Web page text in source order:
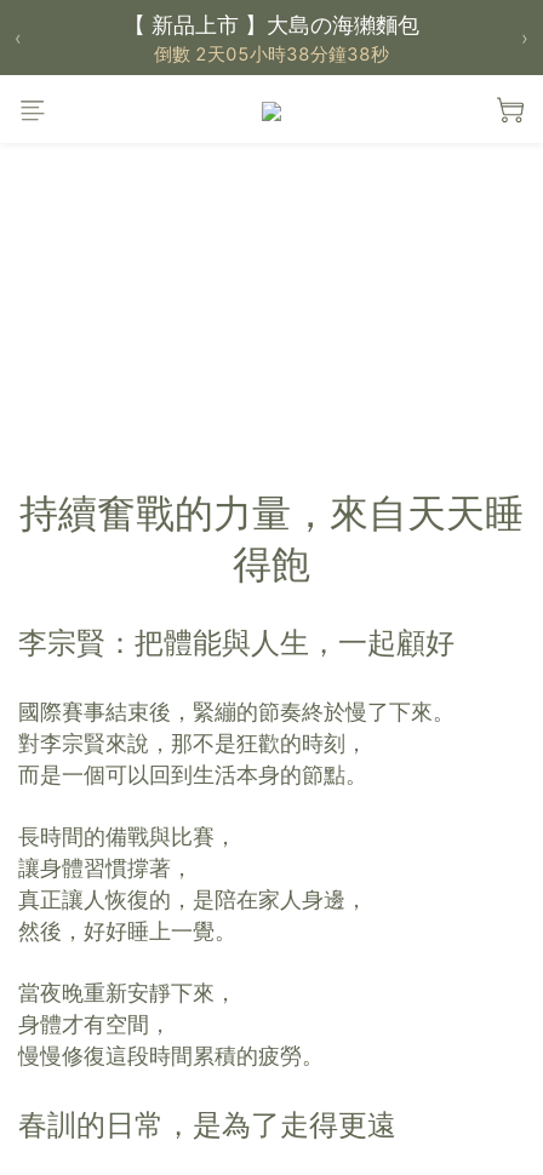
【 新品上市 】大島の海獺麵包
倒數 2天05小時38分鐘38秒
【 大島樂眠方案 】指定品項優惠，買越多省越
多
‹ ›
持續奮戰的力量，來自天天睡
得飽
李宗賢：把體能與人生，一起顧好
國際賽事結束後，緊繃的節奏終於慢了下來。
對李宗賢來說，那不是狂歡的時刻，
而是一個可以回到生活本身的節點。
長時間的備戰與比賽，
讓身體習慣撐著，
真正讓人恢復的，是陪在家人身邊，
然後，好好睡上一覺。
當夜晚重新安靜下來，
身體才有空間，
慢慢修復這段時間累積的疲勞。
春訓的日常，是為了走得更遠